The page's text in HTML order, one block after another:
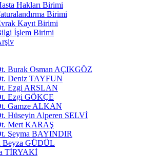
Hakları Birimi
Birimi
Kayıt Birimi
İşlem Birimi
Burak Osman AÇIKGÖZ
Deniz TAYFUN
Ezgi ARSLAN
Ezgi GÖKÇE
Gamze ALKAN
Hüseyin Alperen SELVİ
Mert KARAŞ
Şeyma BAYINDIR
Beyza GÜDÜL
TİRYAKİ